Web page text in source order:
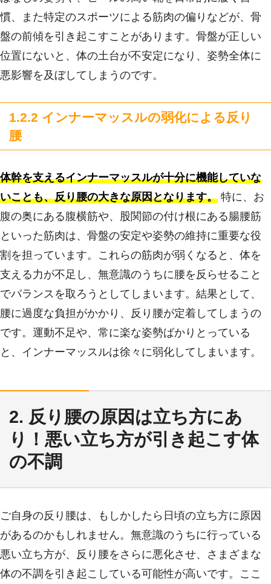
慣、また特定のスポーツによる筋肉の偏りなどが、骨
盤の前傾を引き起こすことがあります。骨盤が正しい
位置にないと、体の土台が不安定になり、姿勢全体に
悪影響を及ぼしてしまうのです。
1.2.2 インナーマッスルの弱化による反り
腰
体幹を支えるインナーマッスルが十分に機能していな
いことも、反り腰の大きな原因となります。 特に、お
腹の奥にある腹横筋や、股関節の付け根にある腸腰筋
といった筋肉は、骨盤の安定や姿勢の維持に重要な役
割を担っています。これらの筋肉が弱くなると、体を
支える力が不足し、無意識のうちに腰を反らせること
でバランスを取ろうとしてしまいます。結果として、
腰に過度な負担がかかり、反り腰が定着してしまうの
です。運動不足や、常に楽な姿勢ばかりとっている
と、インナーマッスルは徐々に弱化してしまいます。
2. 反り腰の原因は立ち方にあ
り！悪い立ち方が引き起こす体
の不調
ご自身の反り腰は、もしかしたら日頃の立ち方に原因
があるのかもしれません。無意識のうちに行っている
悪い立ち方が、反り腰をさらに悪化させ、さまざまな
体の不調を引き起こしている可能性が高いです。ここ